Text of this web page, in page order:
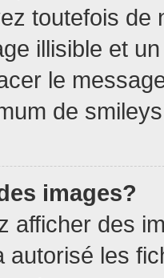
toutefois de
illisible et
le
de
images?
afficher des
autorisé les